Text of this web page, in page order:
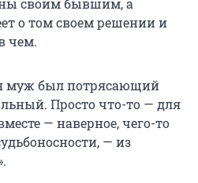
своим бывшим, а
о том своем решении и
чем.
муж был потрясающий
Просто что-то — для
— наверное, чего-то
— из